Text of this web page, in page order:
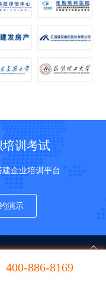
训考试
企业培训平台
演示
400-886-8169